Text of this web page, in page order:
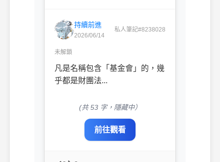
持續前進
2026/06/14
私人筆記#8238028
未解鎖
凡是名稱包含「基金會」的，幾
乎都是財團法...
(共 53 字，隱藏中）
前往觀看